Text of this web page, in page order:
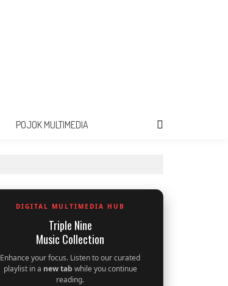
POJOK MULTIMEDIA
DIGITAL MULTIMEDIA HUB
Triple Nine
Music Collection
Enhance your focus. Listen to our curated
playlist in a new tab while you continue
reading.